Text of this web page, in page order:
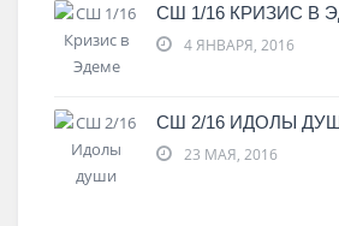
СШ 1/16 КРИЗИС В
4 ЯНВАРЯ, 2016
СШ 2/16 ИДОЛЫ
23 МАЯ, 2016